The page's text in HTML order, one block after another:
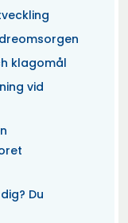
klagomål
vid
Du